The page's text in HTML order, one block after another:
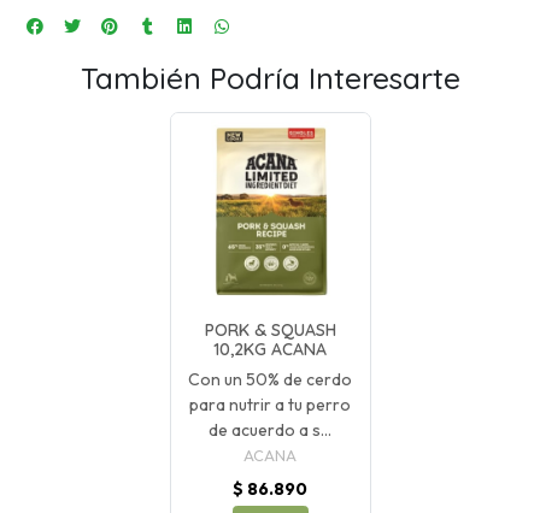
También Podría Interesarte
PORK & SQUASH
10,2KG ACANA
Con un 50% de cerdo
para nutrir a tu perro
de acuerdo a s...
ACANA
$ 86.890